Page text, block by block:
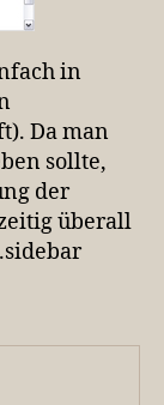
in
Da man
sollte,
der
überall